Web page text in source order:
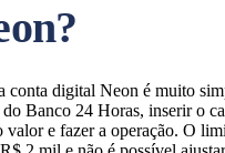
conta digital Neon é muito
Banco 24 Horas, inserir o
valor e fazer a operação. O